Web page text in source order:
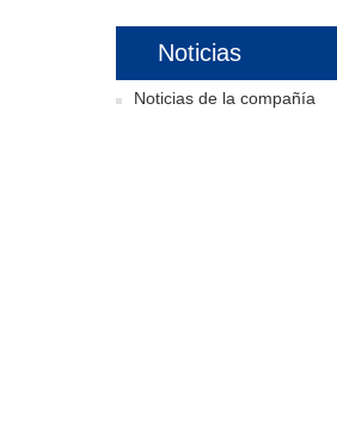
Noticias
Noticias de la compañía